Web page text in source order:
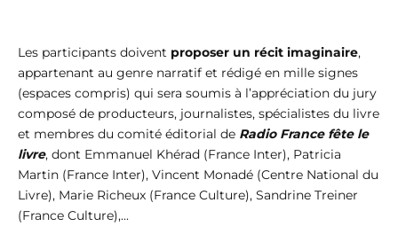
Les participants doivent proposer un récit imaginaire,
appartenant au genre narratif et rédigé en mille signes
(espaces compris) qui sera soumis à l’appréciation du jury
composé de producteurs, journalistes, spécialistes du livre
et membres du comité éditorial de Radio France fête le
livre, dont Emmanuel Khérad (France Inter), Patricia
Martin (France Inter), Vincent Monadé (Centre National du
Livre), Marie Richeux (France Culture), Sandrine Treiner
(France Culture),...